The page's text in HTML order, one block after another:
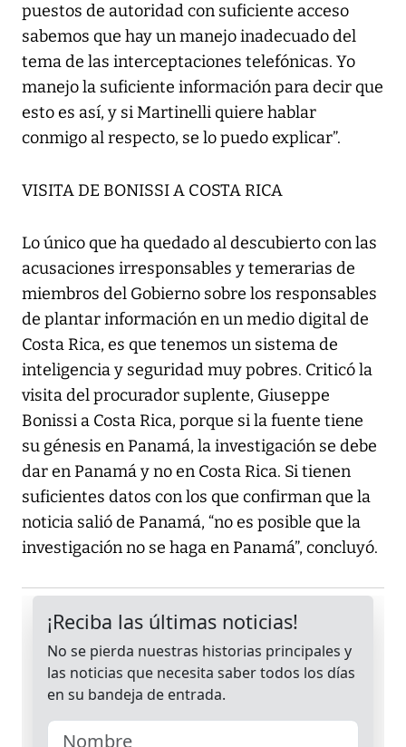
puestos de autoridad con suficiente acceso
sabemos que hay un manejo inadecuado del
tema de las interceptaciones telefónicas. Yo
manejo la suficiente información para decir que
esto es así, y si Martinelli quiere hablar
conmigo al respecto, se lo puedo explicar”.
VISITA DE BONISSI A COSTA RICA
Lo único que ha quedado al descubierto con las
acusaciones irresponsables y temerarias de
miembros del Gobierno sobre los responsables
de plantar información en un medio digital de
Costa Rica, es que tenemos un sistema de
inteligencia y seguridad muy pobres. Criticó la
visita del procurador suplente, Giuseppe
Bonissi a Costa Rica, porque si la fuente tiene
su génesis en Panamá, la investigación se debe
dar en Panamá y no en Costa Rica. Si tienen
suficientes datos con los que confirman que la
noticia salió de Panamá, “no es posible que la
investigación no se haga en Panamá”, concluyó.